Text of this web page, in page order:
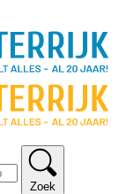
Zoek